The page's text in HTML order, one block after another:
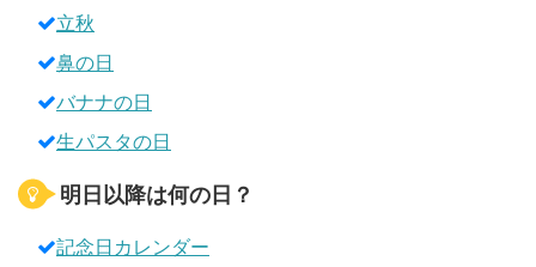
立秋
鼻の日
バナナの日
生パスタの日
明日以降は何の日？
記念日カレンダー